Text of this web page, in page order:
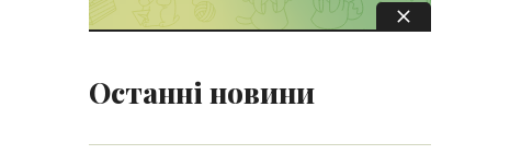
Останні новини